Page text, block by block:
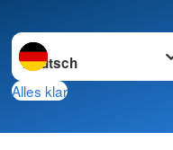
Sprache wechseln zu
Alles klar